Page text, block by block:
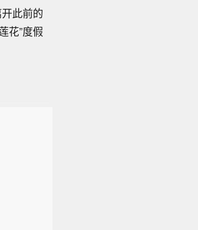
此前的
花”度假